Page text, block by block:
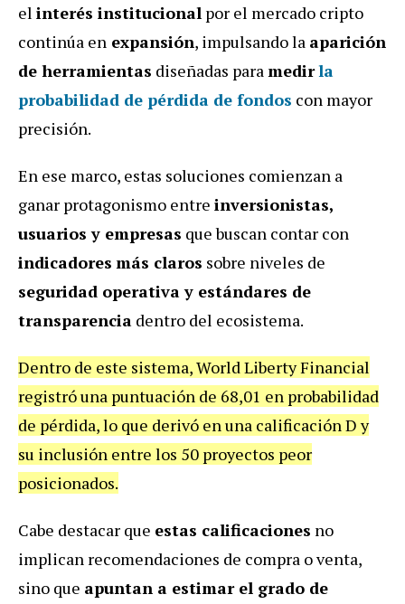
el interés institucional por el mercado cripto
continúa en expansión, impulsando la aparición
de herramientas diseñadas paramedirla
probabilidad de pérdida de fondos con mayor
precisión.
En ese marco, estas soluciones comienzan a
ganar protagonismo entre inversionistas,
usuarios y empresas que buscan contar con
indicadores más claros sobre niveles de
seguridad operativa y estándares de
transparencia dentro del ecosistema.
Dentro de este sistema, World Liberty Financial
registró una puntuación de 68,01 en probabilidad
de pérdida, lo que derivó en una calificación D y
su inclusión entre los 50 proyectos peor
posicionados.
Cabe destacar que estas calificaciones no
implican recomendaciones de compra o venta,
sino que apuntan a estimar el grado de